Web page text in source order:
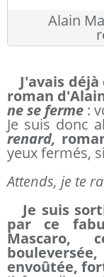
Alain
J'avais
roman
ne se ferme :
Je suis donc
renard,
yeux fermés,
Attends, je te
Je suis
par ce
Mascaro,
envoûtée,